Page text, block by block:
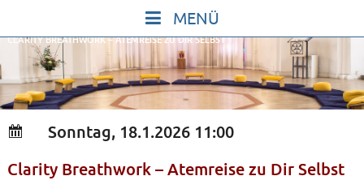
content
START
IN STILLE SEIN
SINGEN UND SCHWEIGEN
BEWEGEN UND TANZEN
GOTT UND DAS LEBEN FEIERN
CLARITY BREATHWORK – ATEMREISE ZU DIR SELBST
Sonntag, 18.1.2026 11:00
Clarity Breathwork – Atemreise zu Dir Selbst